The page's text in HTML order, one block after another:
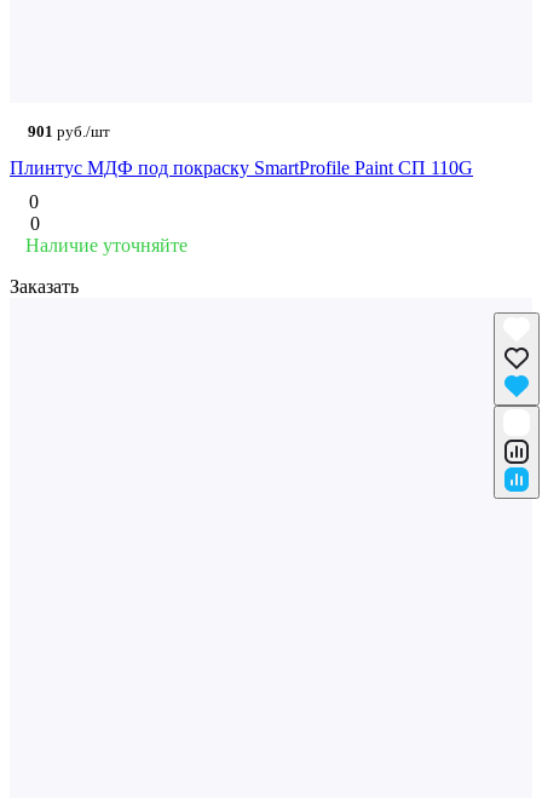
901 руб./шт
Плинтус МДФ под покраску SmartProfile Paint СП 110G
0
0
Наличие уточняйте
Заказать